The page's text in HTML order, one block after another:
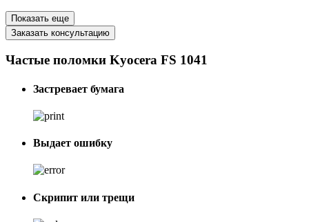
Показать еще
Заказать консультацию
Частые поломки Kyocera FS 1041
Застревает бумага
Выдает ошибку
Скрипит или трещи